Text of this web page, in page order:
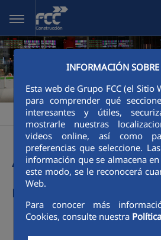
Skip to Main Content
INFORMACIÓN SOBRE
Esta web de Grupo FCC (el Sitio
para comprender qué
interesantes y útiles,
mostrarle nuestras
videos online, así como
preferencias que seleccione.
información que se almacena
este modo, se le reconocerá
Web.
Para conocer más
Cookies, consulte nuestra
Construcción > Comunicación >
Aplicación de
La marca de la actividad de